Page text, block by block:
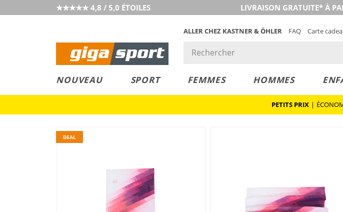
★★★★★ 4,8 / 5,0 ÉTOILES LIVRAISON GRATUITE* À
ALLER CHEZ KASTNER & ÖHLER FAQ Carte
NOUVEAU SPORT FEMMES HOMMES
PETITS PRIX |
DEAL